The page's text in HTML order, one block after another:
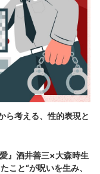
ら考える、性的表現と
』酒井善三×大森時生
こと“が呪いを生み、